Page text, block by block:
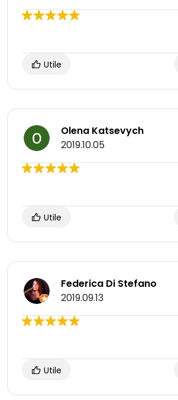
Utile
Olena Katsevych
2019.10.05
Utile
Federica Di Stefano
2019.09.13
Utile